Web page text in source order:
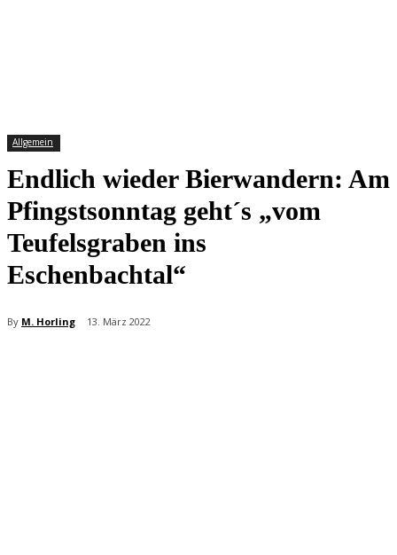
Allgemein
Endlich wieder Bierwandern: Am
Pfingstsonntag geht´s „vom
Teufelsgraben ins
Eschenbachtal“
By M. Horling 13. März 2022